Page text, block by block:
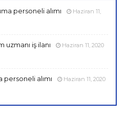
personeli alımı
Haziran 11,
uzmanı iş ilanı Haziran 11, 2020
alımı Haziran 11, 2020